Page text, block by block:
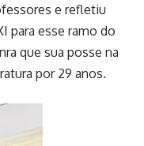
e refletiu
para esse ramo do
que sua posse na
por 29 anos.